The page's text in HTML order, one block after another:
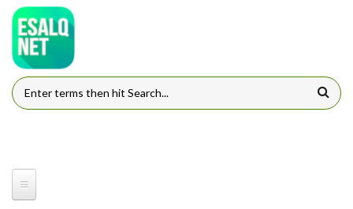
Pular para o conteúdo principal
FORMULÁRIO DE BUSCA